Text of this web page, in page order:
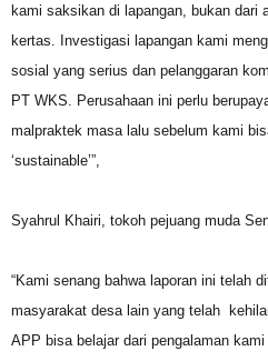
kami saksikan di lapangan, bukan dari
kertas. Investigasi lapangan kami
sosial yang serius dan pelanggaran
PT WKS. Perusahaan ini perlu
malpraktek masa lalu sebelum kami
‘sustainable’”,
Syahrul Khairi, tokoh pejuang muda
“Kami senang bahwa laporan ini telah
masyarakat desa lain yang telah
APP bisa belajar dari pengalaman